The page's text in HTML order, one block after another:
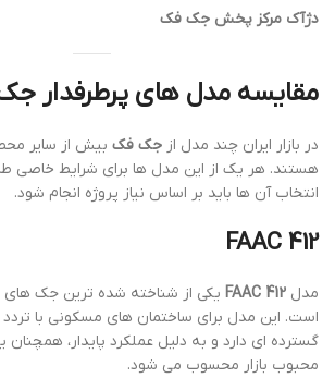
دژآک مرکز پخش جک فک
مقایسه مدل های پرطرفدار
در بازار ایران چند مدل از جک فک بیش از سایر
هستند. هر یک از این مدل ها برای شرایط خاصی
انتخاب آن ها باید بر اساس نیاز پروژه انجام شود.
FAAC 412
مدل FAAC 412 یکی از شناخته شده ترین جک های
است. این مدل برای ساختمان های مسکونی با تردد
گسترده ای دارد و به دلیل عملکرد پایدار، همچنان
محبوب بازار محسوب می شود.